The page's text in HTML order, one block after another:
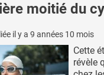
moitié du
il y a 9 années 10 mois
Cette
révèle